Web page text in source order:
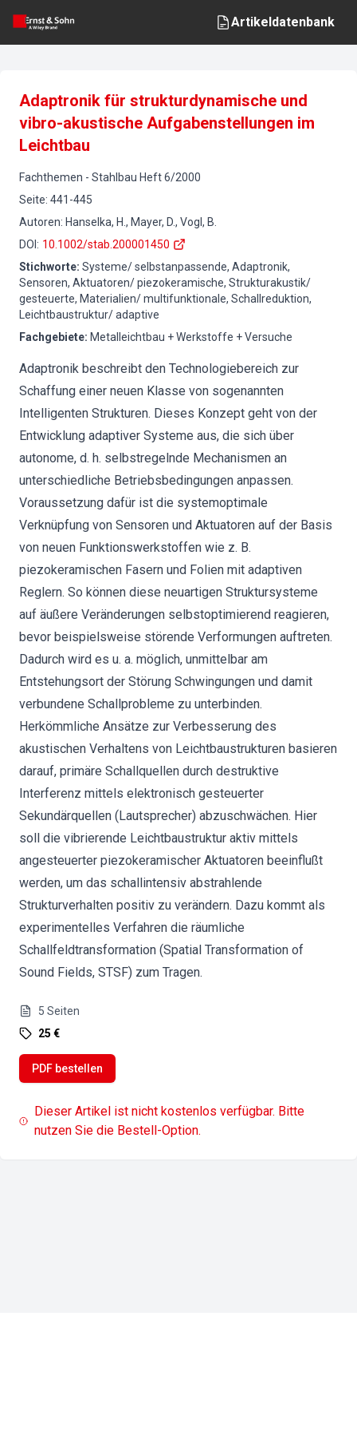
Artikeldatenbank
Adaptronik für strukturdynamische und
vibro-akustische Aufgabenstellungen im
Leichtbau
Fachthemen - Stahlbau Heft6/2000
Seite: 441-445
Autoren: Hanselka, H., Mayer, D., Vogl, B.
DOI : 10.1002/stab.200001450
Stichworte: Systeme/ selbstanpassende, Adaptronik,
Sensoren, Aktuatoren/ piezokeramische, Strukturakustik/
gesteuerte, Materialien/ multifunktionale, Schallreduktion,
Leichtbaustruktur/ adaptive
Fachgebiete: Metalleichtbau + Werkstoffe + Versuche
Adaptronik beschreibt den Technologiebereich zur
Schaffung einer neuen Klasse von sogenannten
Intelligenten Strukturen. Dieses Konzept geht von der
Entwicklung adaptiver Systeme aus, die sich über
autonome, d. h. selbstregelnde Mechanismen an
unterschiedliche Betriebsbedingungen anpassen.
Voraussetzung dafür ist die systemoptimale
Verknüpfung von Sensoren und Aktuatoren auf der Basis
von neuen Funktionswerkstoffen wie z. B.
piezokeramischen Fasern und Folien mit adaptiven
Reglern. So können diese neuartigen Struktursysteme
auf äußere Veränderungen selbstoptimierend reagieren,
bevor beispielsweise störende Verformungen auftreten.
Dadurch wird es u. a. möglich, unmittelbar am
Entstehungsort der Störung Schwingungen und damit
verbundene Schallprobleme zu unterbinden.
Herkömmliche Ansätze zur Verbesserung des
akustischen Verhaltens von Leichtbaustrukturen basieren
darauf, primäre Schallquellen durch destruktive
Interferenz mittels elektronisch gesteuerter
Sekundärquellen (Lautsprecher) abzuschwächen. Hier
soll die vibrierende Leichtbaustruktur aktiv mittels
angesteuerter piezokeramischer Aktuatoren beeinflußt
werden, um das schallintensiv abstrahlende
Strukturverhalten positiv zu verändern. Dazu kommt als
experimentelles Verfahren die räumliche
Schallfeldtransformation (Spatial Transformation of
Sound Fields, STSF) zum Tragen.
5 Seiten
25 €
PDF bestellen
Dieser Artikel ist nicht kostenlos verfügbar. Bitte
nutzen Sie die Bestell-Option.